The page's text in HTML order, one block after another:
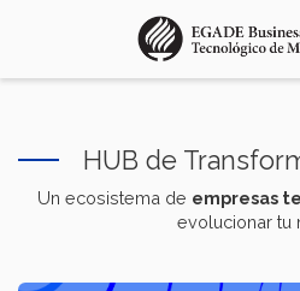
principal
HUB de
Un ecosistema de empresas
evolucionar tu